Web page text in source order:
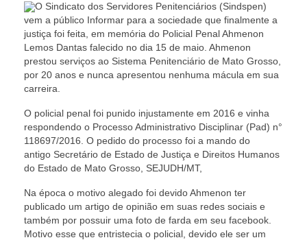
Estatuto do Sindsppen
Tabela Salarial do Sistema Penitenciário
Serviços prestados pelo Sindicato dos
Servidores Penitenciários de Mato Grosso
Filie-se
Notícias Gerais
Artigos
Esportes
Nota de Falecimento
O Sindicato dos Servidores Penitenciários (Sindspen)
vem a público Informar para a sociedade que finalmente a
justiça foi feita, em memória do Policial Penal Ahmenon
Lemos Dantas falecido no dia 15 de maio. Ahmenon
prestou serviços ao Sistema Penitenciário de Mato Grosso,
por 20 anos e nunca apresentou nenhuma mácula em sua
carreira.
O policial penal foi punido injustamente em 2016 e vinha
respondendo o Processo Administrativo Disciplinar (Pad) n°
118697/2016. O pedido do processo foi a mando do
antigo Secretário de Estado de Justiça e Direitos Humanos
do Estado de Mato Grosso, SEJUDH/MT,
Na época o motivo alegado foi devido Ahmenon ter
publicado um artigo de opinião em suas redes sociais e
também por possuir uma foto de farda em seu facebook.
Motivo esse que entristecia o policial, devido ele ser um